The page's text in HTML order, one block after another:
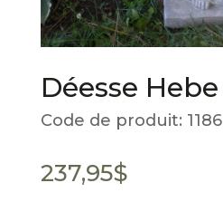
Déesse Hebe
Code de produit: 1186
237,95$